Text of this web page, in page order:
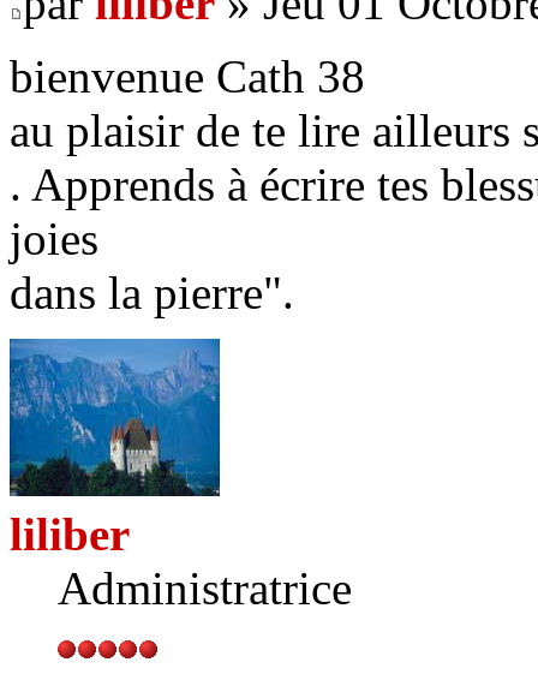
bienvenue Cath 38
au plaisir de te lire ailleurs
. Apprends à écrire tes
joies
dans la pierre".
liliber
Administratrice